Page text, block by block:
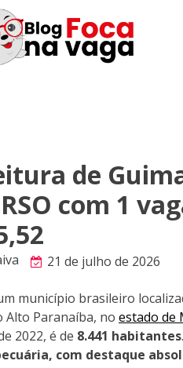
de
com 1
21 de julho de 2026
município brasileiro
Alto Paranaíba, no estado de
2022, é de 8.441 habitantes
com destaque